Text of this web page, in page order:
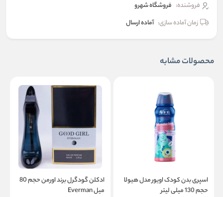
فروشنده: فروشگاه شهرو
زمان آماده سازی: آماده ارسال
محصولات مشابه
اسپری بدن کودک اویور مدل هیولا
حجم 130 میلی لیتر
ادکلن گودگرل برند اورمن حجم 80
میل Everman